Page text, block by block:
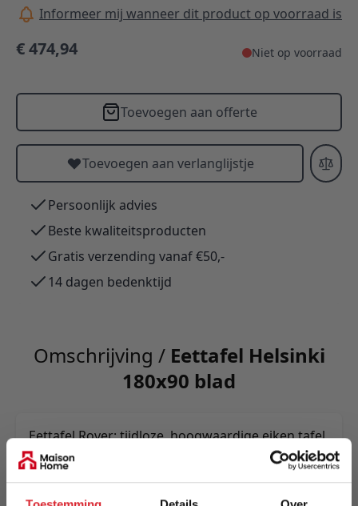
Informeer mij wanneer dit product op voorraad is
€ 474,94 Niet op voorraad
Toevoegen aan offerte
Toevoegen aan verlanglijstje
Persoonlijk advies
Beste kwaliteitsproducten
Gratis verzending vanaf €50,-
14 dagen bedenktijd
Omschrijving / Eettafel Helsinki
180x90 blad
Eettafel Rover: tijdloze, hoogwaardige eiken tafel
met robuust metalen frame (industrieel);
beschikbaar 140–240 cm, X- of U-poten in wit of